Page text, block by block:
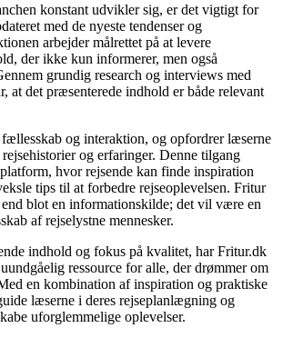
konstant udvikler sig, er det vigtigt for
med de nyeste tendenser og
arbejder målrettet på at levere
der ikke kun informerer, men også
grundig research og interviews med
at det præsenterede indhold er både relevant
og interaktion, og opfordrer læserne
og erfaringer. Denne tilgang
hvor rejsende kan finde inspiration
tips til at forbedre rejseoplevelsen. Fritur
blot en informationskilde; det vil være en
af rejselystne mennesker.
indhold og fokus på kvalitet, har Fritur.dk
ressource for alle, der drømmer om
en kombination af inspiration og praktiske
læserne i deres rejseplanlægning og
uforglemmelige oplevelser.